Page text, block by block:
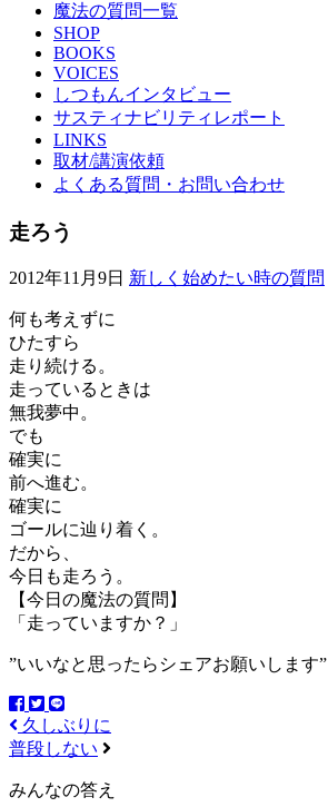
魔法の質問一覧
SHOP
BOOKS
VOICES
しつもんインタビュー
サスティナビリティレポート
LINKS
取材/講演依頼
よくある質問・お問い合わせ
走ろう
2012年11月9日 新しく始めたい時の質問
何も考えずに
ひたすら
走り続ける。
走っているときは
無我夢中。
でも
確実に
前へ進む。
確実に
ゴールに辿り着く。
だから、
今日も走ろう。
【今日の魔法の質問】
「走っていますか？」
”いいなと思ったらシェアお願いします”
久しぶりに
普段しない
みんなの答え